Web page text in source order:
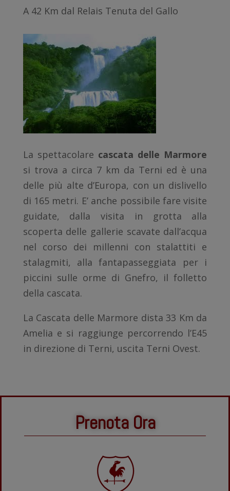
A 42 Km dal Relais Tenuta del Gallo
La spettacolare cascata delle Marmore
si trova a circa 7 km da Terni ed è una
delle più alte d’Europa, con un dislivello
di 165 metri. E’ anche possibile fare visite
guidate, dalla visita in grotta alla
scoperta delle gallerie scavate dall’acqua
nel corso dei millenni con stalattiti e
stalagmiti, alla fantapasseggiata per i
piccini sulle orme di Gnefro, il folletto
della cascata.
La Cascata delle Marmore dista 33 Km da
Amelia e si raggiunge percorrendo l’E45
in direzione di Terni, uscita Terni Ovest.
Prenota Ora